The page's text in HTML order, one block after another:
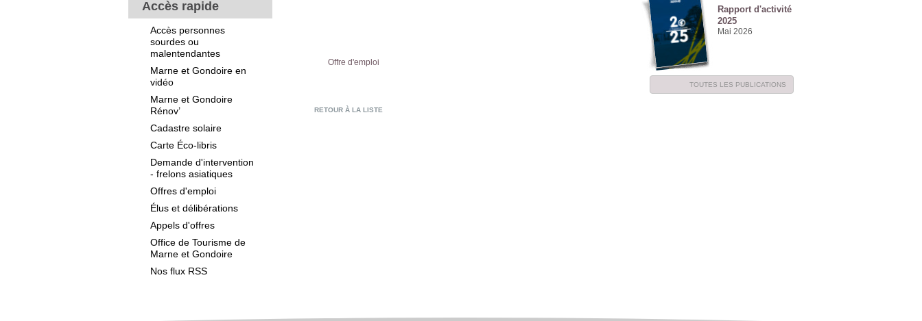
Accès rapide
Accès personnes
sourdes ou
malentendantes
Marne et Gondoire en
vidéo
Marne et Gondoire
Rénov’
Cadastre solaire
Carte Éco-libris
Demande d'intervention
- frelons asiatiques
Offres d'emploi
Élus et délibérations
Appels d'offres
Office de Tourisme de
Marne et Gondoire
Nos flux RSS
Offre d'emploi
RETOUR À LA LISTE
Rapport d'activité
2025
Mai 2026
TOUTES LES PUBLICATIONS